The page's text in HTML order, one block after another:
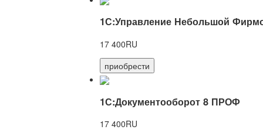
1С:Управление Небольшой
17 400RU
приобрести
1С:Документооборот 8 ПРОФ
17 400RU